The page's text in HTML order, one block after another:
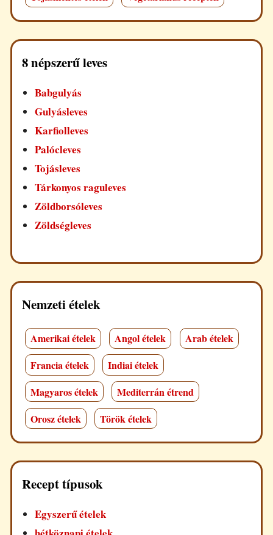
8 népszerű leves
Babgulyás
Gulyásleves
Karfiolleves
Palócleves
Tojásleves
Tárkonyos raguleves
Zöldborsóleves
Zöldségleves
Nemzeti ételek
Amerikai ételek Angol ételek
Arab ételek
Francia ételek
Indiai ételek
Magyaros ételek
Mediterrán étrend
Orosz ételek
Török ételek
Recept típusok
Egyszerű ételek